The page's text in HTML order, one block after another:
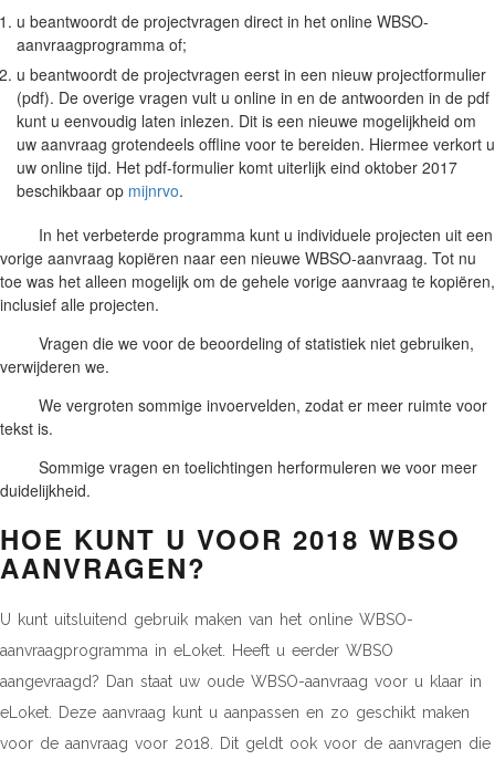
u beantwoordt de projectvragen direct in het online WBSO-
aanvraagprogramma of;
u beantwoordt de projectvragen eerst in een nieuw projectformulier
(pdf). De overige vragen vult u online in en de antwoorden in de pdf
kunt u eenvoudig laten inlezen. Dit is een nieuwe mogelijkheid om
uw aanvraag grotendeels offline voor te bereiden. Hiermee verkort u
uw online tijd. Het pdf-formulier komt uiterlijk eind oktober 2017
beschikbaar op mijnrvo.
In het verbeterde programma kunt u individuele projecten uit een
vorige aanvraag kopiëren naar een nieuwe WBSO-aanvraag. Tot nu
toe was het alleen mogelijk om de gehele vorige aanvraag te kopiëren,
inclusief alle projecten.
Vragen die we voor de beoordeling of statistiek niet gebruiken,
verwijderen we.
We vergroten sommige invoervelden, zodat er meer ruimte voor
tekst is.
Sommige vragen en toelichtingen herformuleren we voor meer
duidelijkheid.
HOE KUNT U VOOR 2018 WBSO
AANVRAGEN?
U kunt uitsluitend gebruik maken van het online WBSO-
aanvraagprogramma in eLoket. Heeft u eerder WBSO
aangevraagd? Dan staat uw oude WBSO-aanvraag voor u klaar in
eLoket. Deze aanvraag kunt u aanpassen en zo geschikt maken
voor de aanvraag voor 2018. Dit geldt ook voor de aanvragen die